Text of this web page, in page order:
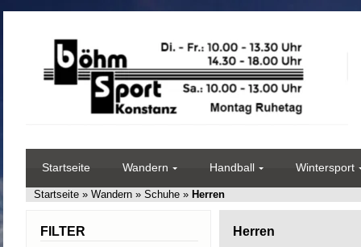
Startseite Wandern Handball Wintersport
Startseite » Wandern » Schuhe » Herren
Herren
FILTER